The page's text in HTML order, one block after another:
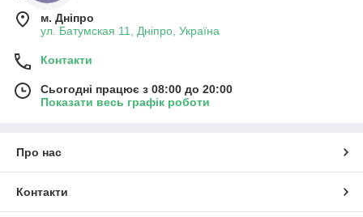
м. Дніпро
ул. Батумская 11, Дніпро, Україна
Контакти
Сьогодні працює з 08:00 до 20:00
Показати весь графік роботи
Про нас
Контакти